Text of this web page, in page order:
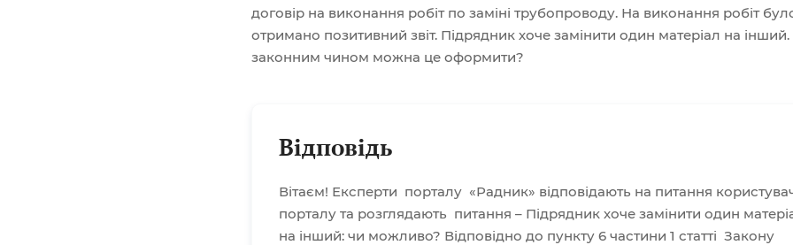
договір на виконання робіт по заміні трубопроводу. На виконання робіт
отримано позитивний звіт. Підрядник хоче замінити один матеріал на
законним чином можна це оформити?
Відповідь
Вітаєм! Експерти порталу «Радник» відповідають на питання
порталу та розглядають питання – Підрядник хоче замінити один
на інший: чи можливо? Відповідно до пункту 6 частини 1 статті Закону